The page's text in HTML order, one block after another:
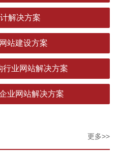
解决方案
站建设方案
行业网站解决方案
业网站解决方案
更多>>